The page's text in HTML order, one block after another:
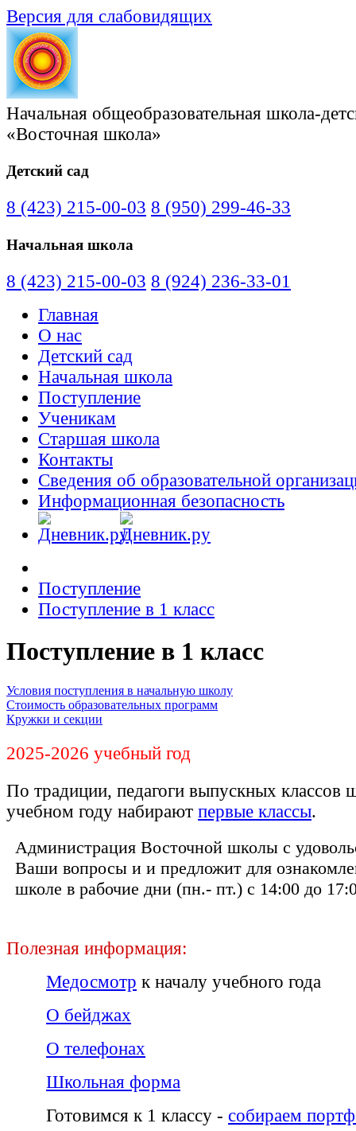
Версия для слабовидящих
Начальная общеобразовательная школа-
«Восточная школа»
Детский сад
8 (423) 215-00-03 8 (950) 299-46-33
Начальная школа
8 (423) 215-00-03 8 (924) 236-33-01
Главная
О нас
Детский сад
Начальная школа
Поступление
Ученикам
Старшая школа
Контакты
Сведения об образовательной
Информационная безопасность
Поступление
Поступление в 1 класс
Поступление в 1 класс
Условия поступления в начальную школу
Стоимость образовательных программ
Кружки и секции
2025-2026 учебный год
По традиции, педагоги выпускных классов
учебном году набирают первые классы.
Администрация Восточной школы с
Ваши вопросы и и предложит для
школе в рабочие дни (пн.- пт.) с 14:00 до
Полезная информация:
Медосмотр к началу учебного года
О бейджах
О телефонах
Школьная форма
Готовимся к 1 классу - собираем